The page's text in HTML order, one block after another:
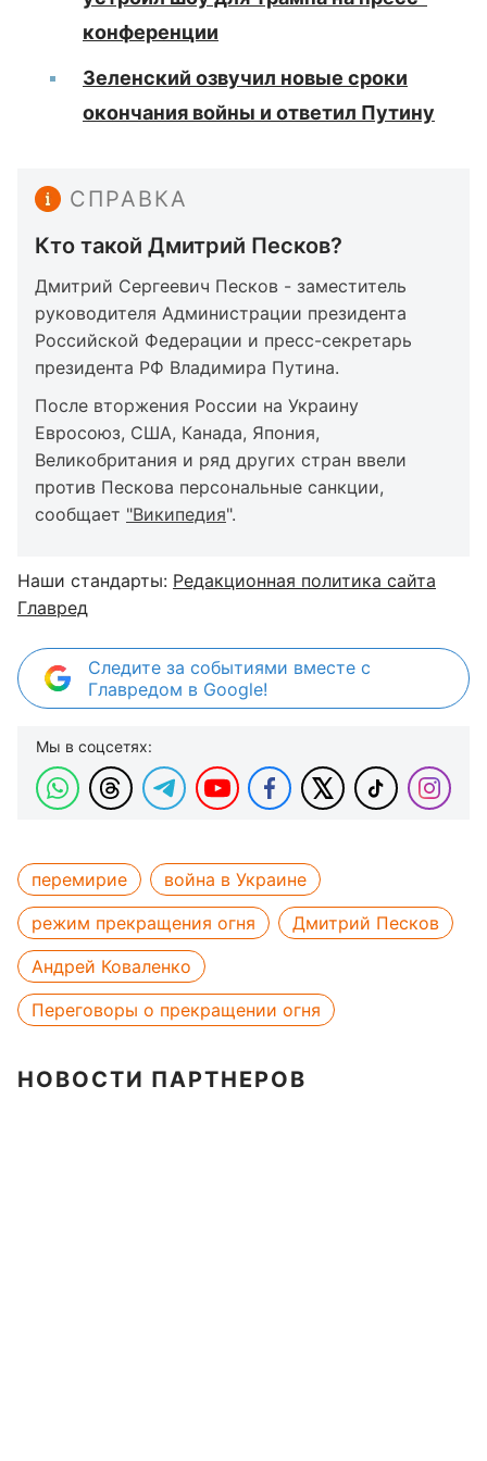
конференции
Зеленский озвучил новые сроки
окончания войны и ответил Путину
СПРАВКА
Кто такой Дмитрий Песков?
Дмитрий Сергеевич Песков - заместитель
руководителя Администрации президента
Российской Федерации и пресс-секретарь
президента РФ Владимира Путина.
После вторжения России на Украину
Евросоюз, США, Канада, Япония,
Великобритания и ряд других стран ввели
против Пескова персональные санкции,
сообщает "Википедия".
Наши стандарты: Редакционная политика сайта
Главред
Следите за событиями вместе с
Главредом в Google!
Мы в соцсетях:
перемирие
война в Украине
режим прекращения огня
Дмитрий Песков
Андрей Коваленко
Переговоры о прекращении огня
НОВОСТИ ПАРТНЕРОВ